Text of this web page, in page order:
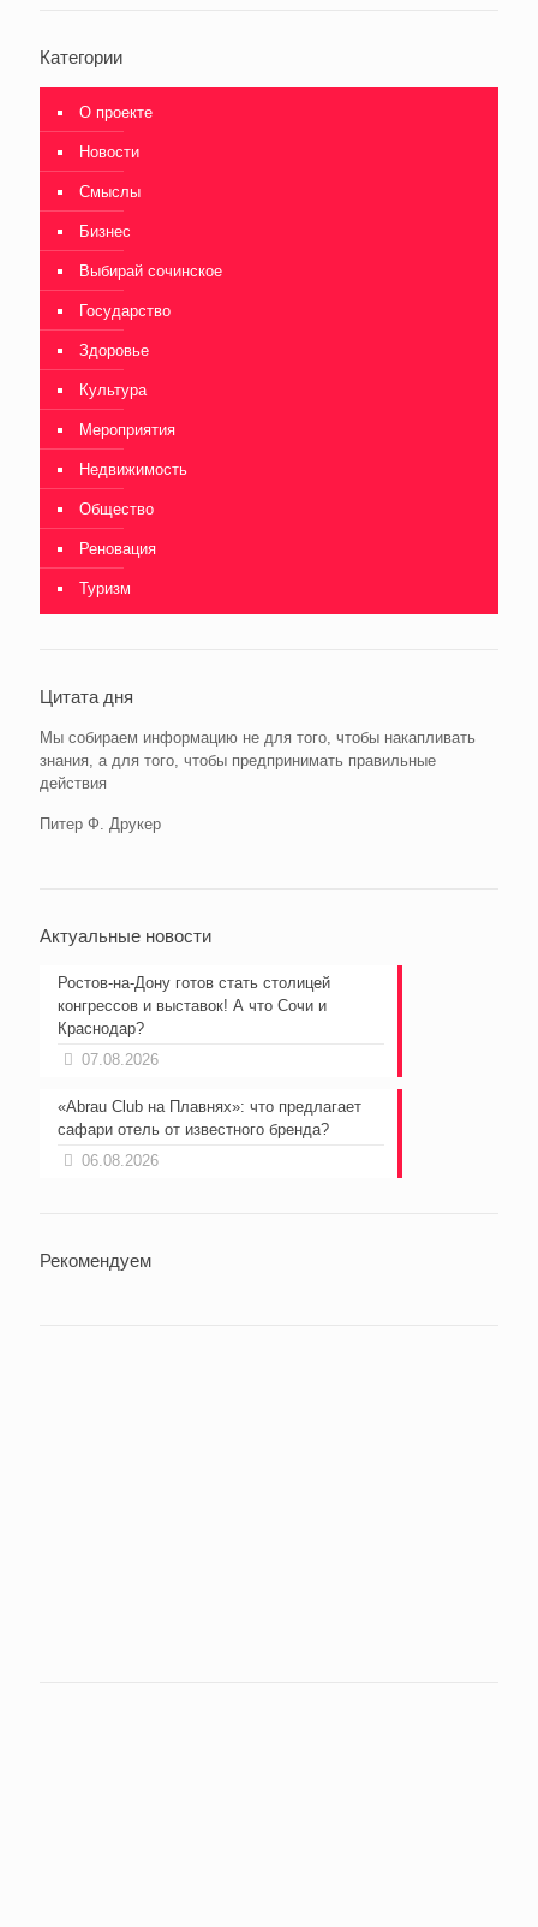
Категории
О проекте
Новости
Смыслы
Бизнес
Выбирай сочинское
Государство
Здоровье
Культура
Мероприятия
Недвижимость
Общество
Реновация
Туризм
Цитата дня
Мы собираем информацию не для того, чтобы накапливать
знания, а для того, чтобы предпринимать правильные
действия
Питер Ф. Друкер
Актуальные новости
Ростов-на-Дону готов стать столицей
конгрессов и выставок! А что Сочи и
Краснодар?
07.08.2026
«Abrau Club на Плавнях»: что предлагает
сафари отель от известного бренда?
06.08.2026
Рекомендуем